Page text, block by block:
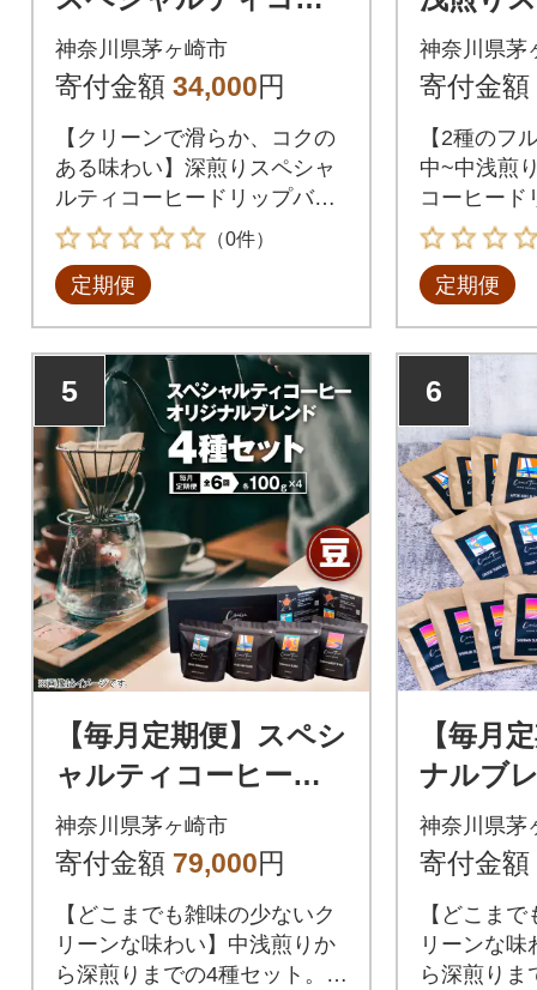
ヒー ドリップバッグ2
種セット|ギフト(12g×
神奈川県茅ヶ崎市
寄付金額 34,000円
【クリーンで滑らか、コクの
ある味わい】深煎りスペシャ
ルティコーヒードリップバッ
グ2種セット
（0件）
定期便
ィコー
バッグ2
神奈川県茅
寄付金額
【2種のフ
中~中浅煎
コーヒード
ット
定期便
5
【毎月定期便】スペシ
ャルティコーヒー
【豆】オリジナルブ
レンド4種セット|ギフ
神奈川県茅ヶ崎市
寄付金額 79,000円
【どこまでも雑味の少ないク
リーンな味わい】中浅煎りか
ら深煎りまでの4種セット。豆
6
【毎月
ナルブ
ー・ド
種セッ
神奈川県茅
寄付金額
【どこま
リーンな味
ら深煎りま